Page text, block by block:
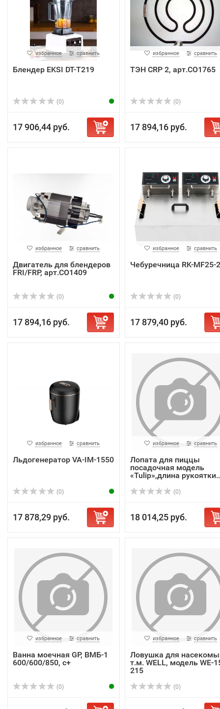
избранное сравнить
Блендер EKSI DT-T219
(0)
17 906,44 руб.
избранное сравнить
ТЭН CRP 2, арт.CO1765
(0)
17 894,16 руб.
избранное сравнить
Двигатель для блендеров
FRI/FRP, арт.CO1409
(0)
17 894,16 руб.
избранное сравнить
Чебуречница RK-MF25-
(0)
17 879,40 руб.
избранное сравнить
Льдогенератор VA-IM-1550
(0)
17 878,29 руб.
избранное сравнить
Лопата для пиццы
посадочная модель
«Tulip»,длина
(0)
18 014,25 руб.
избранное сравнить
Ванна моечная GP, ВМБ-1
600/600/850, с+
(0)
избранное сравнить
Ловушка для
т.м. WELL, модель WE-
215
(0)